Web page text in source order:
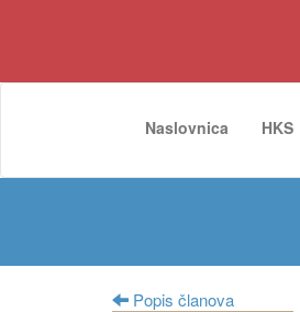
Naslovnica HKS
Popis članova